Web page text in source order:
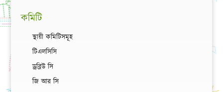
কমিটি
স্থায়ী কমিটিসমূহ
টিএলসিসি
ড্রব্লিউ সি
জি আর সি